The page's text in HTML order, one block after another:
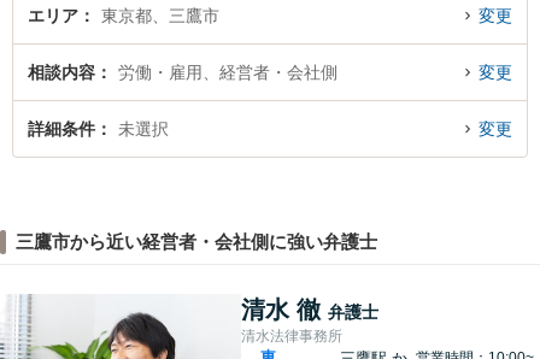
エリア 東京都、三鷹市 変更
相談内容 労働・雇用、経営者・会社側 変更
詳細条件 未選択 変更
三鷹市から近い経営者・会社側に強い弁護士
清水 徹 弁護士
清水法律事務所